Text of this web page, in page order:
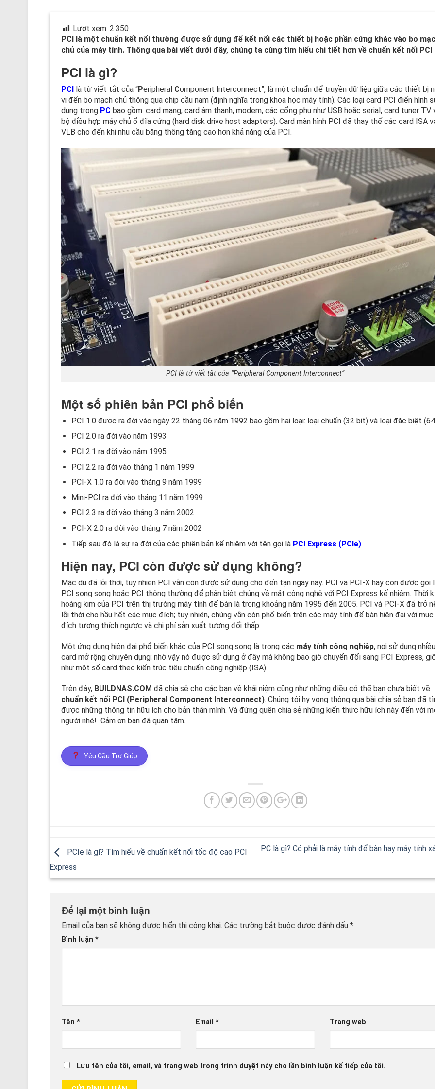
Lượt xem: 2.350
PCI là một chuẩn kết nối thường được sử dụng để kết nối các thiết bị hoặc phần cứng khác vào bo
chủ của máy tính. Thông qua bài viết dưới đây, chúng ta cùng tìm hiểu chi tiết hơn về chuẩn kết nối PCI
PCI là gì?
PCI là từ viết tắt của “Peripheral Component Interconnect”, là một chuẩn để truyền dữ liệu giữa các thiết bị
vi đến bo mạch chủ thông qua chip cầu nam (định nghĩa trong khoa học máy tính). Các loại card PCI điển hình
dụng trong PC bao gồm: card mạng, card âm thanh, modem, các cổng phụ như USB hoặc serial, card tuner TV
bộ điều hợp máy chủ ổ đĩa cứng (hard disk drive host adapters). Card màn hình PCI đã thay thế các card ISA
VLB cho đến khi nhu cầu băng thông tăng cao hơn khả năng của PCI.
PCI là từ viết tắt của “Peripheral Component Interconnect”
Một số phiên bản PCI phổ biến
PCI 1.0 được ra đời vào ngày 22 tháng 06 năm 1992 bao gồm hai loại: loại chuẩn (32 bit) và loại đặc biệt
PCI 2.0 ra đời vào năm 1993
PCI 2.1 ra đời vào năm 1995
PCI 2.2 ra đời vào tháng 1 năm 1999
PCI-X 1.0 ra đời vào tháng 9 năm 1999
Mini-PCI ra đời vào tháng 11 năm 1999
PCI 2.3 ra đời vào tháng 3 năm 2002
PCI-X 2.0 ra đời vào tháng 7 năm 2002
Tiếp sau đó là sự ra đời của các phiên bản kế nhiệm với tên gọi là PCI Express (PCIe)
Hiện nay, PCI còn được sử dụng không?
Mặc dù đã lỗi thời, tuy nhiên PCI vẫn còn được sử dụng cho đến tận ngày nay. PCI và PCI-X hay còn được gọi
PCI song song hoặc PCI thông thường để phân biệt chúng về mặt công nghệ với PCI Express kế nhiệm. Thời
hoàng kim của PCI trên thị trường máy tính để bàn là trong khoảng năm 1995 đến 2005. PCI và PCI-X đã trở
lỗi thời cho hầu hết các mục đích; tuy nhiên, chúng vẫn còn phổ biến trên các máy tính để bàn hiện đại với mục
đích tương thích ngược và chi phí sản xuất tương đối thấp.
Một ứng dụng hiện đại phổ biến khác của PCI song song là trong các máy tính công nghiệp, nơi sử dụng nhiều
card mở rộng chuyên dụng; nhờ vậy nó được sử dụng ở đây mà không bao giờ chuyển đổi sang PCI Express,
như một số card theo kiến trúc tiêu chuẩn công nghiệp (ISA).
Trên đây, BUILDNAS.COM đã chia sẻ cho các bạn về khái niệm cũng như những điều có thể bạn chưa biết về
chuẩn kết nối PCI (Peripheral Component Interconnect). Chúng tôi hy vọng thông qua bài chia sẻ bạn đã
được những thông tin hữu ích cho bản thân mình. Và đừng quên chia sẻ những kiến thức hữu ích này đến với
người nhé! Cảm ơn bạn đã quan tâm.
Yêu Cầu Trợ Giúp
PCIe là gì? Tìm hiểu về chuẩn kết nối tốc độ cao PCI
Express
PC là gì? Có phải là máy tính để bàn hay máy tính
Để lại một bình luận
Email của bạn sẽ không được hiển thị công khai. Các trường bắt buộc được đánh dấu *
Bình luận *
Tên * Email * Trang web
Lưu tên của tôi, email, và trang web trong trình duyệt này cho lần bình luận kế tiếp của tôi.